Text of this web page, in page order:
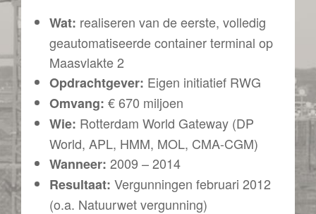
Wat: realiseren van de eerste, volledig
geautomatiseerde container terminal op
Maasvlakte 2
Opdrachtgever: Eigen initiatief RWG
Omvang: € 670 miljoen
Wie: Rotterdam World Gateway (DP
World, APL, HMM, MOL, CMA-CGM)
Wanneer: 2009 – 2014
Resultaat: Vergunningen februari 2012
(o.a. Natuurwet vergunning)